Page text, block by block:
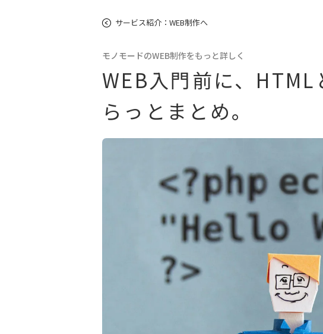
サービス紹介：WEB制作へ
モノモードのWEB制作をもっと詳しく
WEB入門前に、HTML
らっとまとめ。